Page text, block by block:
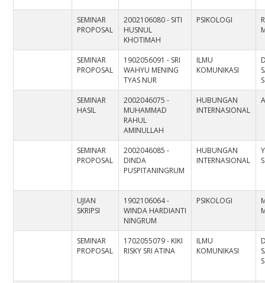
SEMINAR
PROPOSAL
2002106080 - SITI
HUSNUL
KHOTIMAH
PSIKOLOGI
SEMINAR
PROPOSAL
1902056091 - SRI
WAHYU MENING
TYAS NUR
ILMU
KOMUNIKASI
SEMINAR
HASIL
2002046075 -
MUHAMMAD
RAHUL
AMINULLAH
HUBUNGAN
INTERNASIONAL
SEMINAR
PROPOSAL
2002046085 -
DINDA
PUSPITANINGRUM
HUBUNGAN
INTERNASIONAL
UJIAN
SKRIPSI
1902106064 -
WINDA HARDIANTI
NINGRUM
PSIKOLOGI
SEMINAR
PROPOSAL
1702055079 - KIKI
RISKY SRI ATINA
ILMU
KOMUNIKASI